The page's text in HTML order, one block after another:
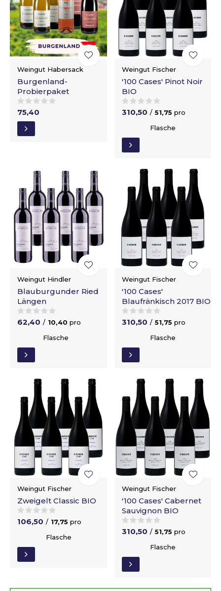
Weingut Habersack
Burgenland-
Probierpaket
75,40
Weingut Fischer
'100 Cases' Pinot Noir
BIO
310,50 / 51,75 pro
Flasche
Weingut Hindler
Blauburgunder Ried
Längen
62,40 / 10,40 pro
Flasche
Weingut Fischer
'100 Cases'
Blaufränkisch 2017 BIO
310,50 / 51,75 pro
Flasche
Weingut Fischer
Zweigelt Classic BIO
106,50 / 17,75 pro
Flasche
Weingut Fischer
'100 Cases' Cabernet
Sauvignon BIO
310,50 / 51,75 pro
Flasche